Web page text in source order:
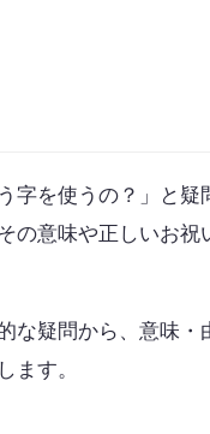
字を使うの？」と
の意味や正しいお
な疑問から、意味・
ます。